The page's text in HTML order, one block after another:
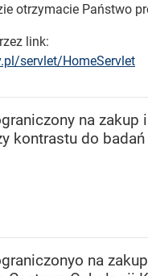
otrzymacie Państwo
link:
servlet/HomeServlet
na
kontrastu do
na